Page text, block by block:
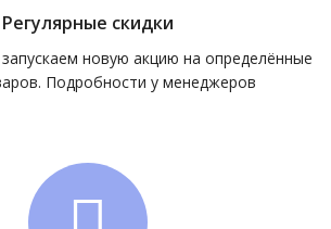
Регулярные скидки
новую акцию на определённые
Подробности у менеджеров